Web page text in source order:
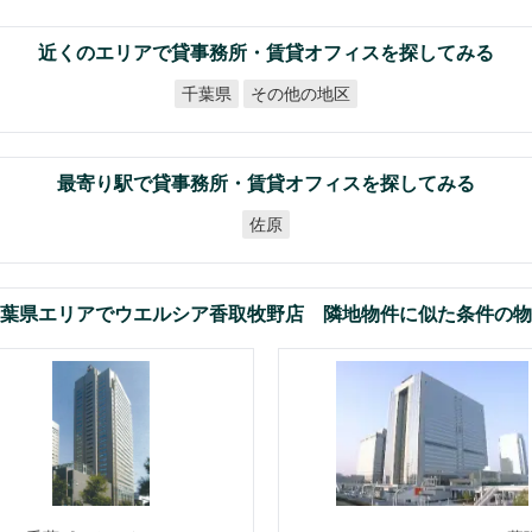
近くのエリアで貸事務所・賃貸オフィスを探してみる
千葉県 その他の地区
最寄り駅で貸事務所・賃貸オフィスを探してみる
佐原
県エリアでウエルシア香取牧野店 隣地物件に似た条件の